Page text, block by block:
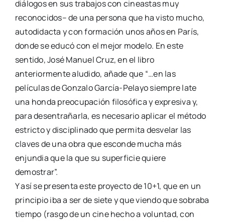
diálogos en sus trabajos con cineastas muy
reconocidos– de una persona que ha visto mucho,
autodidacta y con formación unos años en París,
donde se educó con el mejor modelo. En este
sentido, José Manuel Cruz, en el libro
anteriormente aludido, añade que “…en las
películas de Gonzalo García-Pelayo siempre late
una honda preocupación filosófica y expresiva y,
para desentrañarla, es necesario aplicar el método
estricto y disciplinado que permita desvelar las
claves de una obra que esconde mucha más
enjundia que la que su superficie quiere
demostrar”.
Y así se presenta este proyecto de 10+1, que en un
principio iba a ser de siete y que viendo que sobraba
tiempo (rasgo de un cine hecho a voluntad, con